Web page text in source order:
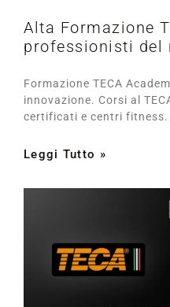
Alta Formazione
professionisti del
Formazione TECA
innovazione. Corsi al
certificati e centri fitness.
Leggi Tutto »